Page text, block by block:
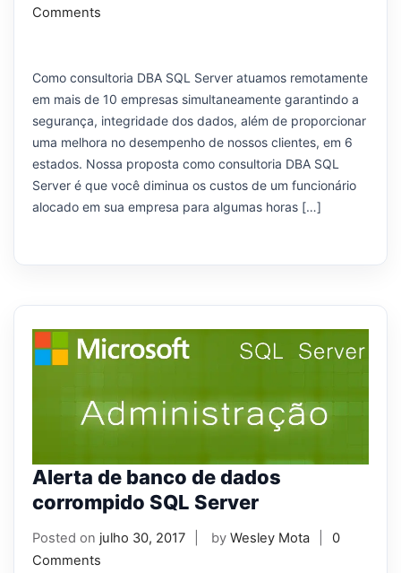
Comments
Como consultoria DBA SQL Server atuamos remotamente
em mais de 10 empresas simultaneamente garantindo a
segurança, integridade dos dados, além de proporcionar
uma melhora no desempenho de nossos clientes, em 6
estados. Nossa proposta como consultoria DBA SQL
Server é que você diminua os custos de um funcionário
alocado em sua empresa para algumas horas […]
Alerta de banco de dados
corrompido SQL Server
Posted on julho 30, 2017 by Wesley Mota
0
Comments